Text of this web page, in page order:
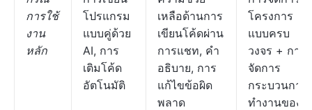
การใช้
งาน
หลัก
โปรแกรม
แบบคู่ด้วย
AI, การ
เติมโค้ด
อัตโนมัติ
เหลือด้านการ
เขียนโค้ดผ่าน
การแชท, คำ
อธิบาย, การ
แก้ไขข้อผิด
พลาด
โครงการ
แบบครบ
วงจร + การ
จัดการ
กระบวนการ
ทำงานของ